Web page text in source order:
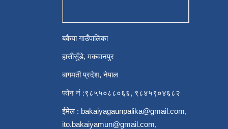
बकैया गाउँपालिका
हात्तीसुँडे, मकवानपुर
बागमती प्रदेश, नेपाल
फोन नं :९८५५०८८०६६, ९८४५९०४६८२
ईमेल : bakaiyagaunpalika@gmail.com,
ito.bakaiyamun@gmail.com,